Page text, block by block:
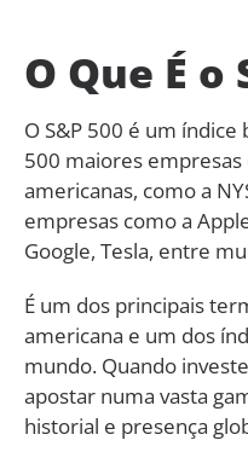
O Que É o
O S&P 500 é um
500 maiores empresas
americanas, como a
empresas como a
Google, Tesla, entre
É um dos principais
americana e um dos
mundo. Quando
apostar numa vasta
historial e presença